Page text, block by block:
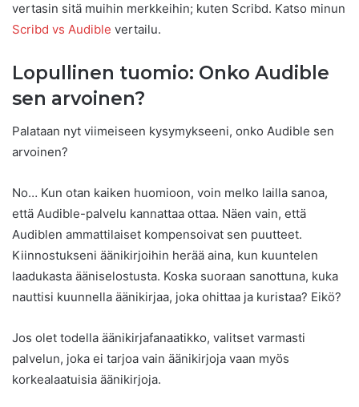
vertasin sitä muihin merkkeihin; kuten Scribd. Katso minun
Scribd vs Audible vertailu.
Lopullinen tuomio: Onko Audible
sen arvoinen?
Palataan nyt viimeiseen kysymykseeni, onko Audible sen
arvoinen?
No… Kun otan kaiken huomioon, voin melko lailla sanoa,
että Audible-palvelu kannattaa ottaa. Näen vain, että
Audiblen ammattilaiset kompensoivat sen puutteet.
Kiinnostukseni äänikirjoihin herää aina, kun kuuntelen
laadukasta ääniselostusta. Koska suoraan sanottuna, kuka
nauttisi kuunnella äänikirjaa, joka ohittaa ja kuristaa? Eikö?
Jos olet todella äänikirjafanaatikko, valitset varmasti
palvelun, joka ei tarjoa vain äänikirjoja vaan myös
korkealaatuisia äänikirjoja.